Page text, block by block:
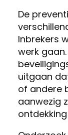
De
Inbrekers
werk
uitgaan
of andere
aanwezig